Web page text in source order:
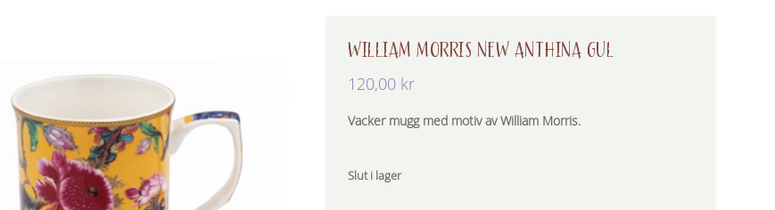
WILLIAM MORRIS NEW ANTHINA GUL
120,00 kr
Vacker mugg med motiv av William Morris.
Slut i lager